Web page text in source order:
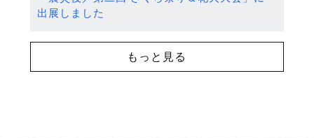
出展しました
もっと見る